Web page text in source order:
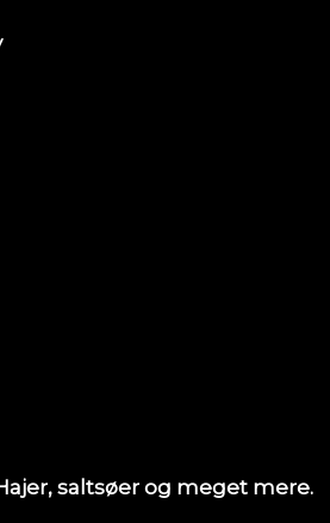
saltsøer og meget mere.